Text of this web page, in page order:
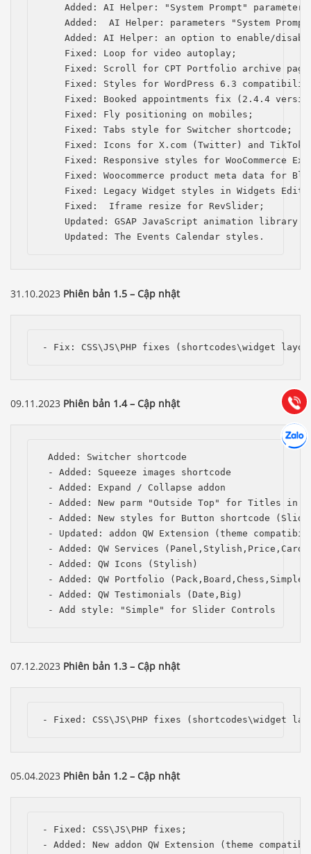
Added: AI Helper: "System Prompt" parameter
Added:  AI Helper: рarameters "System
Added: AI Helper: an option to enable/
    Fixed: Loop for video autoplay;
Fixed: Scroll for CPT Portfolio archive
Fixed: Styles for WordPress 6.3
Fixed: Booked appointments fix (2.4.4
    Fixed: Fly positioning on mobiles;
    Fixed: Tabs style for Switcher shortcode;
    Fixed: Icons for Х.com (Twitter) and TikTok;
Fixed: Responsive styles for WooCommerce
Fixed: Woocommerce product meta data for
Fixed: Legacy Widget styles in Widgets
    Fixed:  Iframe resize for RevSlider;
Updated: GSAP JavaScript animation library
    Updated: The Events Calendar styles.
31.10.2023 Phiên bản 1.5 – Cập nhật
- Fix: CSS\JS\PHP fixes (shortcodes\widget
09.11.2023 Phiên bản 1.4 – Cập nhật
Added: Switcher shortcode
- Added: Squeeze images shortcode
- Added: Expand / Collapse addon
- Added: New parm "Outside Top" for Titles in
- Added: New styles for Button shortcode
- Updated: addon QW Extension (theme
- Added: QW Services
- Added: QW Icons (Stylish)
- Added: QW Portfolio
- Added: QW Testimonials (Date,Big)
- Add style: "Simple" for Slider Controls
07.12.2023 Phiên bản 1.3 – Cập nhật
- Fixed: CSS\JS\PHP fixes (shortcodes\widget
05.04.2023 Phiên bản 1.2 – Cập nhật
- Fixed: CSS\JS\PHP fixes;
- Added: New addon QW Extension (theme
Gọi
Báo giá & Đặt hàng:
(028) 22.166.144
Chát
Hợp tác